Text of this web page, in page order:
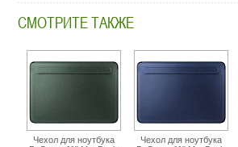
13.html
СМОТРИТЕ ТАКЖЕ
Чехол для ноутбука
Чехол для ноутбука